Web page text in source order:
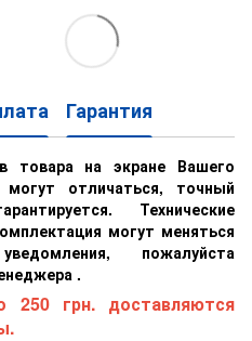
Гарантия
товара на экране Вашего
отличаться, точный
Технические
могут меняться
пожалуйста
.
250 грн. доставляются